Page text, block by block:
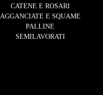
CATENE E ROSARI
AGGANCIATE E SQUAME
PALLINE
SEMILAVORATI